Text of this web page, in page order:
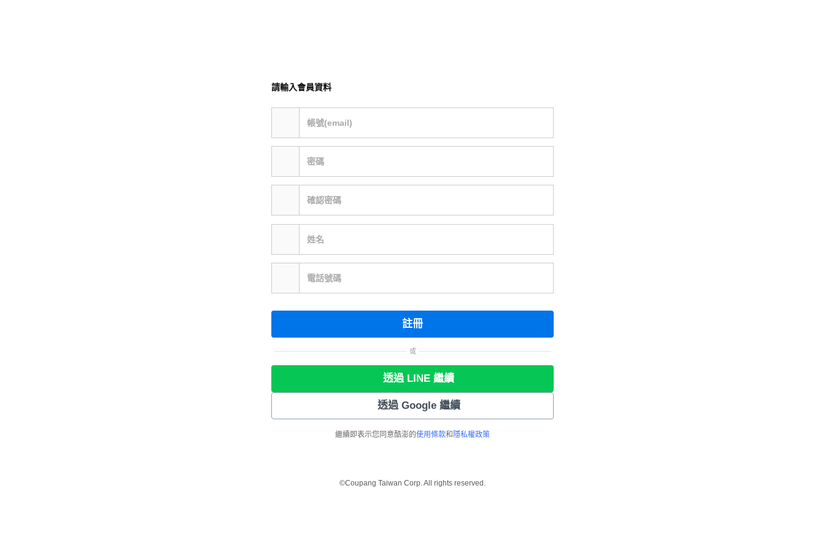
請輸入會員資料
帳號(email)
密碼
確認密碼
姓名
電話號碼
註冊
或
透過 LINE 繼續
透過 Google 繼續
繼續即表示您同意酷澎的使用條款和 隱私權政策
©Coupang Taiwan Corp. All rights reserved.